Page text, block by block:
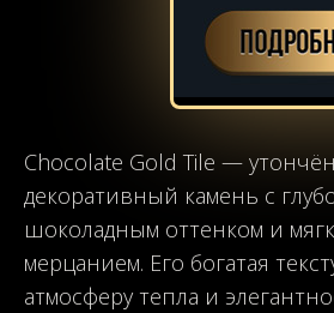
Chocolate Gold Tile —
декоративный камень с
шоколадным оттенком и
мерцанием. Его богатая
атмосферу тепла и